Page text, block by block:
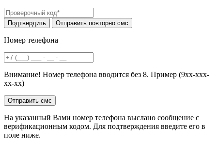
Номер телефона
Внимание! Номер телефона вводится без 8. Пример (9хх-ххх-
хх-хх)
На указанный Вами номер телефона выслано сообщение с
верификационным кодом. Для подтверждения введите его в
поле ниже.